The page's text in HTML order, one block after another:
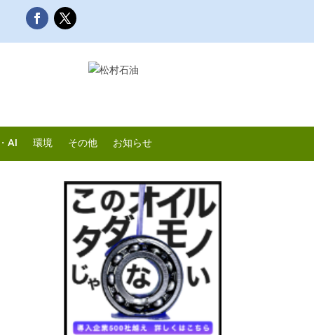
AI 環境 その他 お知らせ